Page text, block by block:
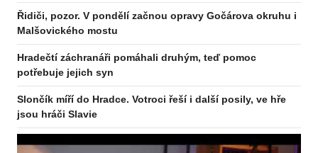
Řidiči, pozor. V pondělí začnou opravy Gočárova okruhu i
Malšovického mostu
Hradečtí záchranáři pomáhali druhým, teď pomoc
potřebuje jejich syn
Slončík míří do Hradce. Votroci řeší i další posily, ve hře
jsou hráči Slavie